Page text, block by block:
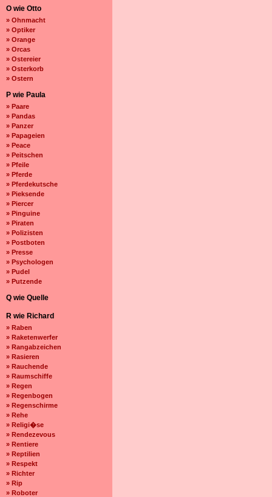
O wie Otto
» Ohnmacht
» Optiker
» Orange
» Orcas
» Ostereier
» Osterkorb
» Ostern
P wie Paula
» Paare
» Pandas
» Panzer
» Papageien
» Peace
» Peitschen
» Pfeile
» Pferde
» Pferdekutsche
» Pieksende
» Piercer
» Pinguine
» Piraten
» Polizisten
» Postboten
» Presse
» Psychologen
» Pudel
» Putzende
Q wie Quelle
R wie Richard
» Raben
» Raketenwerfer
» Rangabzeichen
» Rasieren
» Rauchende
» Raumschiffe
» Regen
» Regenbogen
» Regenschirme
» Rehe
» Religi�se
» Rendezevous
» Rentiere
» Reptilien
» Respekt
» Richter
» Rip
» Roboter